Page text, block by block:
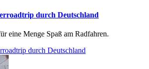
durch Deutschland
eine Menge Spaß am Radfahren.
durch Deutschland